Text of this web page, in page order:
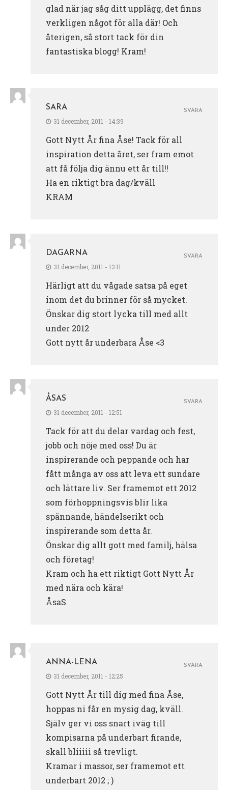
glad när jag såg ditt upplägg, det finns
verkligen något för alla där! Och
återigen, så stort tack för din
fantastiska blogg! Kram!
SARA
31 december, 2011 - 14:39
Gott Nytt År fina Åse! Tack för all
inspiration detta året, ser fram emot
att få följa dig ännu ett år till!!
Ha en riktigt bra dag/kväll
KRAM
SVARA
DAGARNA
31 december, 2011 - 13:11
Härligt att du vågade satsa på eget
inom det du brinner för så mycket.
Önskar dig stort lycka till med allt
under 2012
Gott nytt år underbara Åse <3
SVARA
ÅSAS
31 december, 2011 - 12:51
Tack för att du delar vardag och fest,
jobb och nöje med oss! Du är
inspirerande och peppande och har
fått många av oss att leva ett sundare
och lättare liv. Ser framemot ett 2012
som förhoppningsvis blir lika
spännande, händelserikt och
inspirerande som detta år.
Önskar dig allt gott med familj, hälsa
och företag!
Kram och ha ett riktigt Gott Nytt År
med nära och kära!
ÅsaS
SVARA
ANNA-LENA
31 december, 2011 - 12:25
Gott Nytt År till dig med fina Åse,
hoppas ni får en mysig dag, kväll.
Själv ger vi oss snart iväg till
kompisarna på underbart firande,
skall bliiiii så trevligt.
Kramar i massor, ser framemot ett
underbart 2012 ; )
SVARA